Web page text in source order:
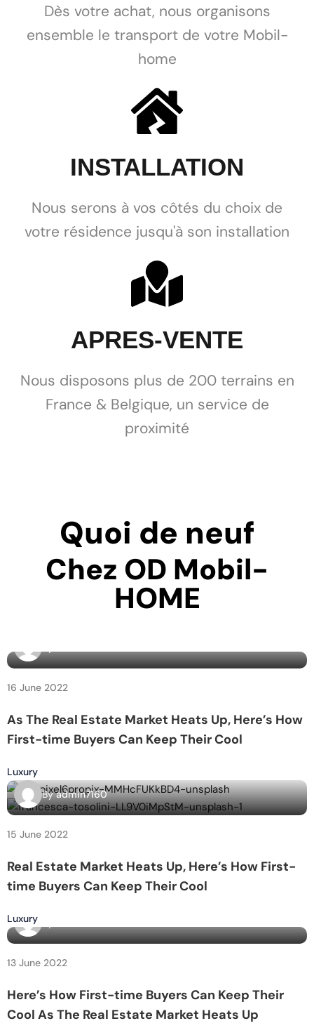
Dès votre achat, nous organisons
ensemble le transport de votre Mobil-
home
INSTALLATION
Nous serons à vos côtés du choix de
votre résidence jusqu'à son installation
APRES-VENTE
Nous disposons plus de 200 terrains en
France & Belgique, un service de
proximité
Quoi de neuf
Chez OD Mobil-
HOME
16 June 2022
As The Real Estate Market Heats Up, Here’s How
First-time Buyers Can Keep Their Cool
Luxury
Byadmin7160
15 June 2022
Real Estate Market Heats Up, Here’s How First-
time Buyers Can Keep Their Cool
Luxury
13 June 2022
Here’s How First-time Buyers Can Keep Their
Cool As The Real Estate Market Heats Up